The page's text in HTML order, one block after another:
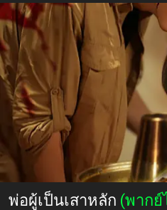
พ่อผู้เป็นเสาหลัก (พากย์